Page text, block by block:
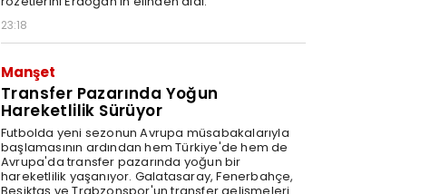
23:18
Manşet
Transfer Pazarında Yoğun
Hareketlilik Sürüyor
Futbolda yeni sezonun Avrupa müsabakalarıyla
başlamasının ardından hem Türkiye'de hem de
Avrupa'da transfer pazarında yoğun bir
hareketlilik yaşanıyor. Galatasaray, Fenerbahçe,